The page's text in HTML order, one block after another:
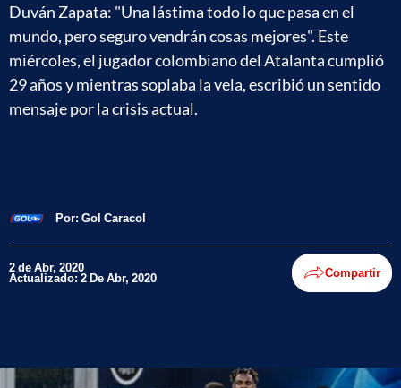
Duván Zapata: "Una lástima todo lo que pasa en el
mundo, pero seguro vendrán cosas mejores". ​​​​​​​Este
miércoles, el jugador colombiano del Atalanta cumplió
29 años y mientras soplaba la vela, escribió un sentido
mensaje por la crisis actual.
Por: Gol Caracol
2 de Abr, 2020
Actualizado: 2 De Abr, 2020 Compartir